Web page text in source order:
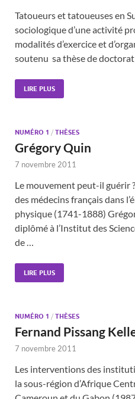
Tatoueurs et tatoueuses en
sociologique d’une activité
modalités d’exercice et
soutenu sa thèse de
LIRE PLUS
NUMÉRO 1 / THÈSES
Grégory Quin
7 novembre 2011
Le mouvement peut-il guérir
des médecins français dans
physique (1741-1888)
diplômé à l’Institut des
de …
LIRE PLUS
NUMÉRO 1 / THÈSES
Fernand Pissang
7 novembre 2011
Les interventions des
la sous-région d’Afrique